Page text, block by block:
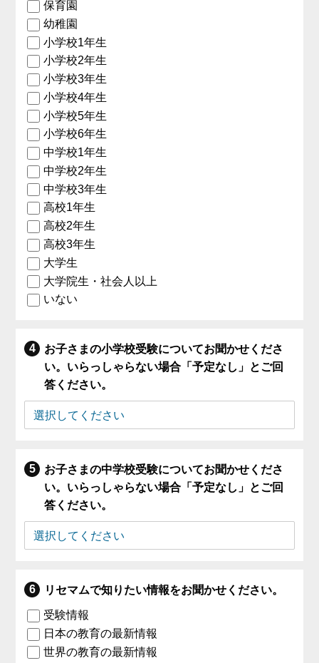
保育園
幼稚園
小学校1年生
小学校2年生
小学校3年生
小学校4年生
小学校5年生
小学校6年生
中学校1年生
中学校2年生
中学校3年生
高校1年生
高校2年生
高校3年生
大学生
大学院生・社会人以上
いない
お子さまの小学校受験についてお聞かせくださ
い。いらっしゃらない場合「予定なし」とご回
答ください。
お子さまの中学校受験についてお聞かせくださ
い。いらっしゃらない場合「予定なし」とご回
答ください。
リセマムで知りたい情報をお聞かせください。
受験情報
日本の教育の最新情報
世界の教育の最新情報